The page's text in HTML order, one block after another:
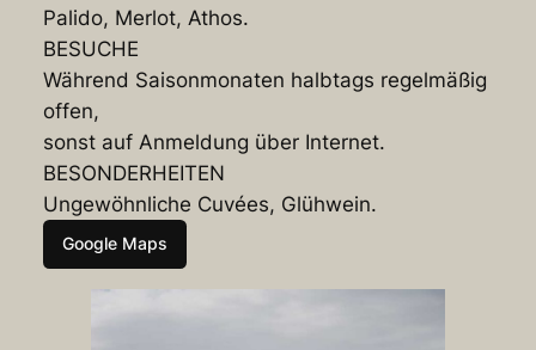
Palido, Merlot, Athos.
BESUCHE
Während Saisonmonaten halbtags regelmäßig
offen,
sonst auf Anmeldung über Internet.
BESONDERHEITEN
Ungewöhnliche Cuvées, Glühwein.
Google Maps